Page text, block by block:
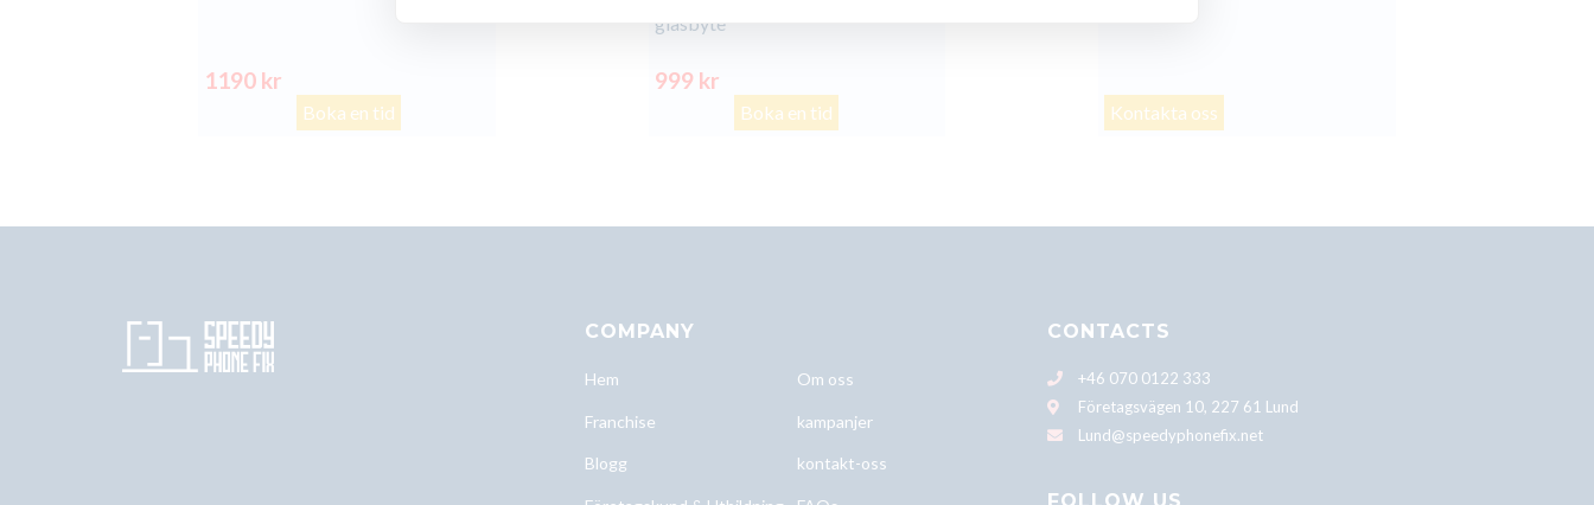
1190 kr
Boka en tid
glasbyte
999 kr
Boka en tid Kontakta oss
COMPANY
Hem Om oss
Franchise kampanjer
Blogg kontakt-oss
CONTACTS
+46 070 0122 333
Företagsvägen 10, 227 61 Lund
Lund@speedyphonefix.net